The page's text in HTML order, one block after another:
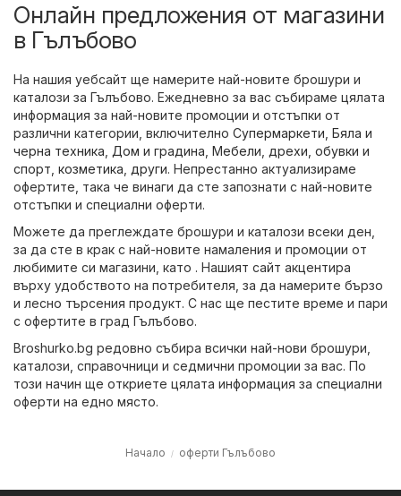
Онлайн предложения от магазини
в Гълъбово
На нашия уебсайт ще намерите най-новите брошури и
каталози за Гълъбово. Ежедневно за вас събираме цялата
информация за най-новите промоции и отстъпки от
различни категории, включително Супермаркети Бяла и
черна техника Дом и градина Мебели дрехи, обувки и
спорт козметика други. Непрестанно актуализираме
офертите, така че винаги да сте запознати с най-новите
отстъпки и специални оферти.
Можете да преглеждате брошури и каталози всеки ден,
за да сте в крак с най-новите намаления и промоции от
любимите си магазини, като . Нашият сайт акцентира
върху удобството на потребителя, за да намерите бързо
и лесно търсения продукт. С нас ще пестите време и пари
с офертите в град Гълъбово.
Broshurko.bg редовно събира всички най-нови брошури,
каталози, справочници и седмични промоции за вас. По
този начин ще откриете цялата информация за специални
оферти на едно място.
Начало оферти Гълъбово